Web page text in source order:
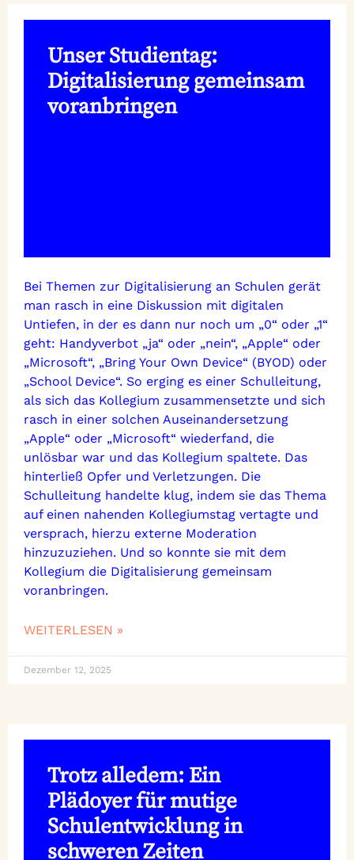
Unser Studientag:
Digitalisierung gemeinsam
voranbringen
Bei Themen zur Digitalisierung an Schulen gerät
man rasch in eine Diskussion mit digitalen
Untiefen, in der es dann nur noch um „0“ oder „1“
geht: Handyverbot „ja“ oder „nein“, „Apple“ oder
„Microsoft“, „Bring Your Own Device“ (BYOD) oder
„School Device“. So erging es einer Schulleitung,
als sich das Kollegium zusammensetzte und sich
rasch in einer solchen Auseinandersetzung
„Apple“ oder „Microsoft“ wiederfand, die
unlösbar war und das Kollegium spaltete. Das
hinterließ Opfer und Verletzungen. Die
Schulleitung handelte klug, indem sie das Thema
auf einen nahenden Kollegiumstag vertagte und
versprach, hierzu externe Moderation
hinzuzuziehen. Und so konnte sie mit dem
Kollegium die Digitalisierung gemeinsam
voranbringen.
WEITERLESEN »
Dezember 12, 2025
Trotz alledem: Ein
Plädoyer für mutige
Schulentwicklung in
schweren Zeiten